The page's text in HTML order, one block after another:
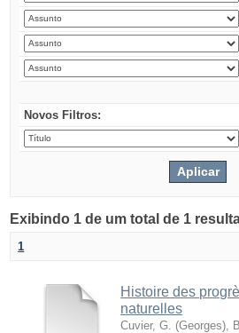
Novos Filtros:
Exibindo 1 de um total de 1
1
Histoire des
naturelles
Cuvier, G. (Georges),